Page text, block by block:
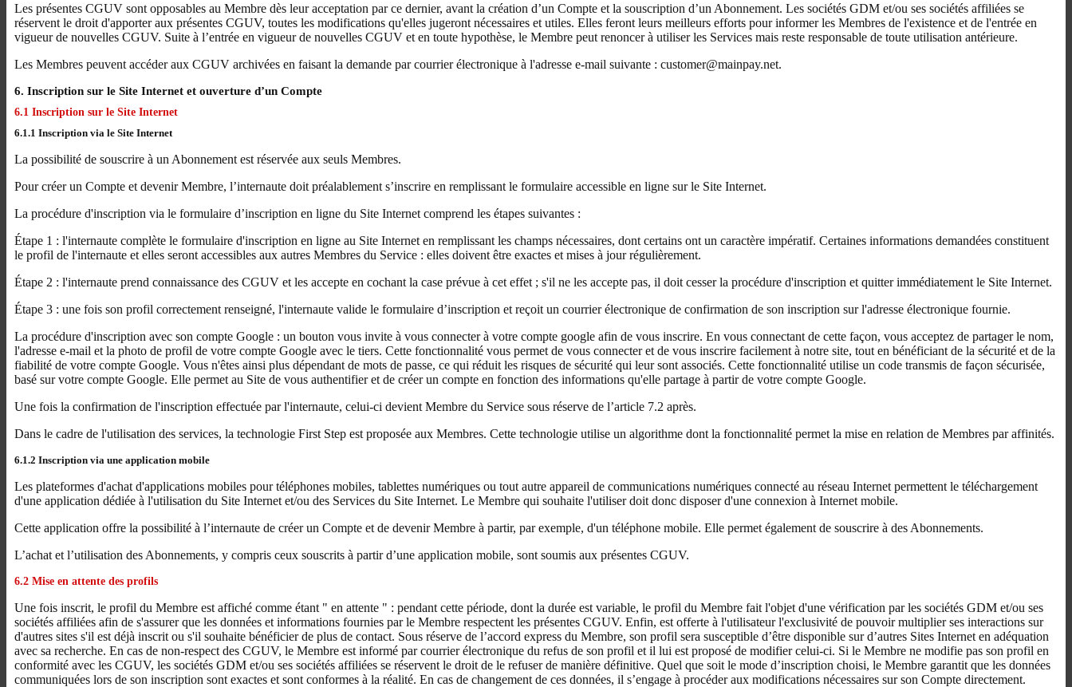
Les présentes CGUV sont opposables au Membre dès leur acceptation par ce dernier, avant la création d’un Compte et la souscription d’un Abonnement. Les sociétés GDM et/ou ses sociétés affiliées se
réservent le droit d'apporter aux présentes CGUV, toutes les modifications qu'elles jugeront nécessaires et utiles. Elles feront leurs meilleurs efforts pour informer les Membres de l'existence et de l'entrée en
vigueur de nouvelles CGUV. Suite à l’entrée en vigueur de nouvelles CGUV et en toute hypothèse, le Membre peut renoncer à utiliser les Services mais reste responsable de toute utilisation antérieure.
Les Membres peuvent accéder aux CGUV archivées en faisant la demande par courrier électronique à l'adresse e-mail suivante : customer@mainpay.net.
6. Inscription sur le Site Internet et ouverture d’un Compte
6.1 Inscription sur le Site Internet
6.1.1 Inscription via le Site Internet
La possibilité de souscrire à un Abonnement est réservée aux seuls Membres.
Pour créer un Compte et devenir Membre, l’internaute doit préalablement s’inscrire en remplissant le formulaire accessible en ligne sur le Site Internet.
La procédure d'inscription via le formulaire d’inscription en ligne du Site Internet comprend les étapes suivantes :
Étape 1 : l'internaute complète le formulaire d'inscription en ligne au Site Internet en remplissant les champs nécessaires, dont certains ont un caractère impératif. Certaines informations demandées constituent
le profil de l'internaute et elles seront accessibles aux autres Membres du Service : elles doivent être exactes et mises à jour régulièrement.
Étape 2 : l'internaute prend connaissance des CGUV et les accepte en cochant la case prévue à cet effet ; s'il ne les accepte pas, il doit cesser la procédure d'inscription et quitter immédiatement le Site Internet.
Étape 3 : une fois son profil correctement renseigné, l'internaute valide le formulaire d’inscription et reçoit un courrier électronique de confirmation de son inscription sur l'adresse électronique fournie.
La procédure d'inscription avec son compte Google : un bouton vous invite à vous connecter à votre compte google afin de vous inscrire. En vous connectant de cette façon, vous acceptez de partager le nom,
l'adresse e-mail et la photo de profil de votre compte Google avec le tiers. Cette fonctionnalité vous permet de vous connecter et de vous inscrire facilement à notre site, tout en bénéficiant de la sécurité et de la
fiabilité de votre compte Google. Vous n'êtes ainsi plus dépendant de mots de passe, ce qui réduit les risques de sécurité qui leur sont associés. Cette fonctionnalité utilise un code transmis de façon sécurisée,
basé sur votre compte Google. Elle permet au Site de vous authentifier et de créer un compte en fonction des informations qu'elle partage à partir de votre compte Google.
Une fois la confirmation de l'inscription effectuée par l'internaute, celui-ci devient Membre du Service sous réserve de l’article 7.2 après.
Dans le cadre de l'utilisation des services, la technologie First Step est proposée aux Membres. Cette technologie utilise un algorithme dont la fonctionnalité permet la mise en relation de Membres par affinités.
6.1.2 Inscription via une application mobile
Les plateformes d'achat d'applications mobiles pour téléphones mobiles, tablettes numériques ou tout autre appareil de communications numériques connecté au réseau Internet permettent le téléchargement
d'une application dédiée à l'utilisation du Site Internet et/ou des Services du Site Internet. Le Membre qui souhaite l'utiliser doit donc disposer d'une connexion à Internet mobile.
Cette application offre la possibilité à l’internaute de créer un Compte et de devenir Membre à partir, par exemple, d'un téléphone mobile. Elle permet également de souscrire à des Abonnements.
L’achat et l’utilisation des Abonnements, y compris ceux souscrits à partir d’une application mobile, sont soumis aux présentes CGUV.
6.2 Mise en attente des profils
Une fois inscrit, le profil du Membre est affiché comme étant " en attente " : pendant cette période, dont la durée est variable, le profil du Membre fait l'objet d'une vérification par les sociétés GDM et/ou ses
sociétés affiliées afin de s'assurer que les données et informations fournies par le Membre respectent les présentes CGUV. Enfin, est offerte à l'utilisateur l'exclusivité de pouvoir multiplier ses interactions sur
d'autres sites s'il est déjà inscrit ou s'il souhaite bénéficier de plus de contact. Sous réserve de l’accord express du Membre, son profil sera susceptible d’être disponible sur d’autres Sites Internet en adéquation
avec sa recherche. En cas de non-respect des CGUV, le Membre est informé par courrier électronique du refus de son profil et il lui est proposé de modifier celui-ci. Si le Membre ne modifie pas son profil en
conformité avec les CGUV, les sociétés GDM et/ou ses sociétés affiliées se réservent le droit de le refuser de manière définitive. Quel que soit le mode d’inscription choisi, le Membre garantit que les données
communiquées lors de son inscription sont exactes et sont conformes à la réalité. En cas de changement de ces données, il s’engage à procéder aux modifications nécessaires sur son Compte directement.